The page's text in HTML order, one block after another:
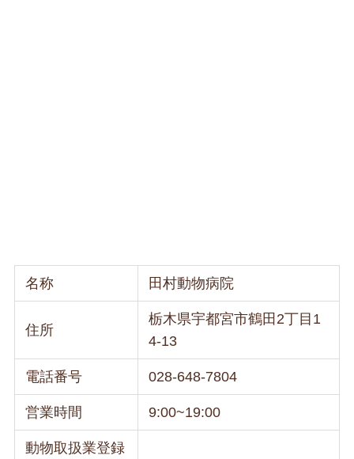
名称 田村動物病院
住所
栃木県宇都宮市鶴田2丁目1
4-13
電話番号 028-648-7804
営業時間 9:00~19:00
動物取扱業登録